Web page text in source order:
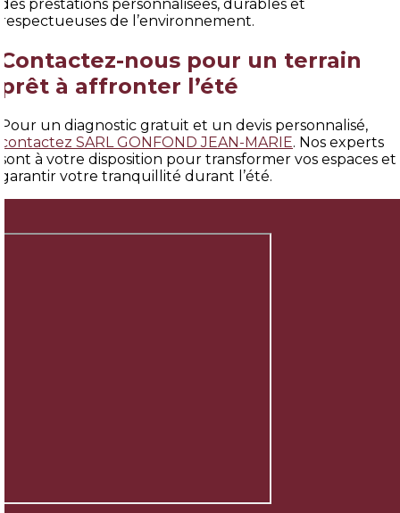
des prestations personnalisées, durables et
respectueuses de l’environnement.
Contactez-nous pour un terrain
prêt à affronter l’été
Pour un diagnostic gratuit et un devis personnalisé,
contactez SARL GONFOND JEAN-MARIE. Nos experts
sont à votre disposition pour transformer vos espaces et
garantir votre tranquillité durant l’été.